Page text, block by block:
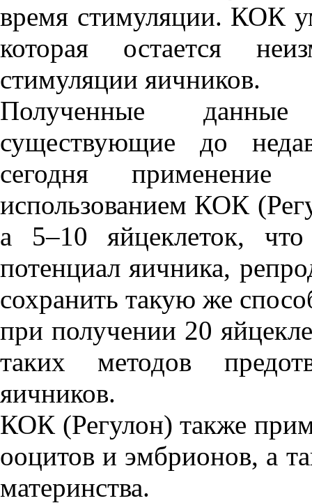
время стимуляции. КОК
которая остается
стимуляции яичников.
Полученные данные
существующие до
сегодня
использованием КОК
а 5–10 яйцеклеток,
потенциал яичника,
сохранить такую же
при получении 20
таких методов
яичников.
КОК (Регулон) также
ооцитов и эмбрионов, а
материнства.